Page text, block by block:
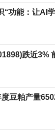
功能：让AI
跌近3%
豆粕产量